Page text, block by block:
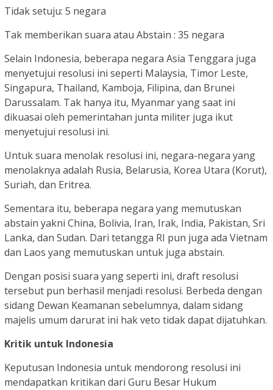
Tidak setuju: 5 negara
Tak memberikan suara atau Abstain : 35 negara
Selain Indonesia, beberapa negara Asia Tenggara juga
menyetujui resolusi ini seperti Malaysia, Timor Leste,
Singapura, Thailand, Kamboja, Filipina, dan Brunei
Darussalam. Tak hanya itu, Myanmar yang saat ini
dikuasai oleh pemerintahan junta militer juga ikut
menyetujui resolusi ini.
Untuk suara menolak resolusi ini, negara-negara yang
menolaknya adalah Rusia, Belarusia, Korea Utara (Korut),
Suriah, dan Eritrea.
Sementara itu, beberapa negara yang memutuskan
abstain yakni China, Bolivia, Iran, Irak, India, Pakistan, Sri
Lanka, dan Sudan. Dari tetangga RI pun juga ada Vietnam
dan Laos yang memutuskan untuk juga abstain.
Dengan posisi suara yang seperti ini, draft resolusi
tersebut pun berhasil menjadi resolusi. Berbeda dengan
sidang Dewan Keamanan sebelumnya, dalam sidang
majelis umum darurat ini hak veto tidak dapat dijatuhkan.
Kritik untuk Indonesia
Keputusan Indonesia untuk mendorong resolusi ini
mendapatkan kritikan dari Guru Besar Hukum